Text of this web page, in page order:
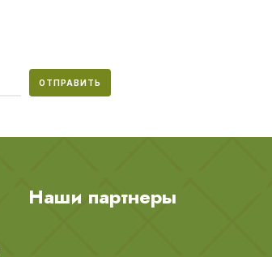
ОТПРАВИТЬ
Наши партнеры